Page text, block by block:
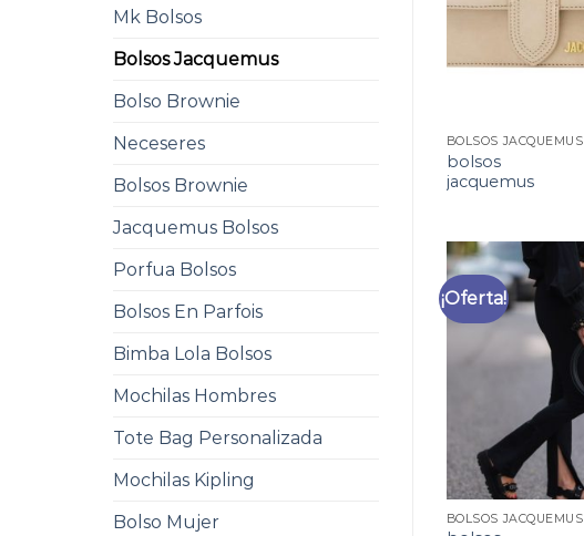
Mk Bolsos
Bolsos Jacquemus
Bolso Brownie
Neceseres
Bolsos Brownie
Jacquemus Bolsos
Porfua Bolsos
Bolsos En Parfois
Bimba Lola Bolsos
Mochilas Hombres
Tote Bag Personalizada
Mochilas Kipling
Bolso Mujer
BOLSOS JACQUEMUS
bolsos
jacquemus
¡Oferta!
BOLSOS JACQUEMUS